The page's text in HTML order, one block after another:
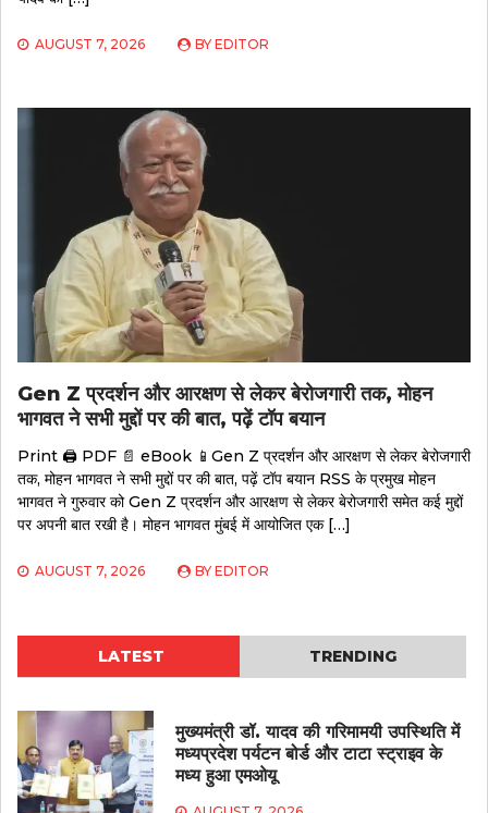
AUGUST 7, 2026 BY EDITOR
Gen Z प्रदर्शन और आरक्षण से लेकर बेरोजगारी तक, मोहन
भागवत ने सभी मुद्दों पर की बात, पढ़ें टॉप बयान
Print 🖨 PDF 📄 eBook 📱Gen Z प्रदर्शन और आरक्षण से लेकर बेरोजगारी
तक, मोहन भागवत ने सभी मुद्दों पर की बात, पढ़ें टॉप बयान RSS के प्रमुख मोहन
भागवत ने गुरुवार को Gen Z प्रदर्शन और आरक्षण से लेकर बेरोजगारी समेत कई मुद्दों
पर अपनी बात रखी है। मोहन भागवत मुंबई में आयोजित एक […]
AUGUST 7, 2026 BY EDITOR
LATEST TRENDING
मुख्यमंत्री डॉ. यादव की गरिमामयी उपस्थिति में
मध्यप्रदेश पर्यटन बोर्ड और टाटा स्ट्राइव के
मध्य हुआ एमओयू